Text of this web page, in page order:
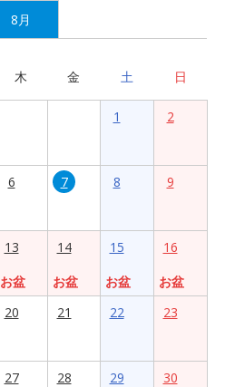
8月
木 金 土 日
1 2
6 7 8 9
13
お盆
14
お盆
15
お盆
16
お盆
20 21 22 23
27 28 29 30